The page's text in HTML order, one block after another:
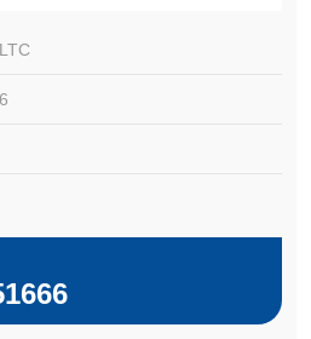
考虑三相电源的接入相序；